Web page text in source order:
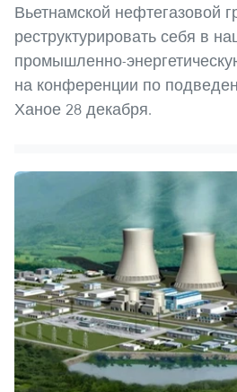
Вьетнамской нефтегазовой
реструктурировать себя в
промышленно-
на конференции по
Ханое 28 декабря.